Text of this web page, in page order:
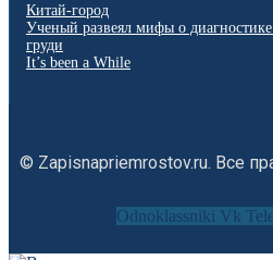
Китай-город
Ученый развеял мифы о диагностике
груди
It’s been a While
© Zapisnapriemrostov.ru. Все
Odnoklassniki Vk